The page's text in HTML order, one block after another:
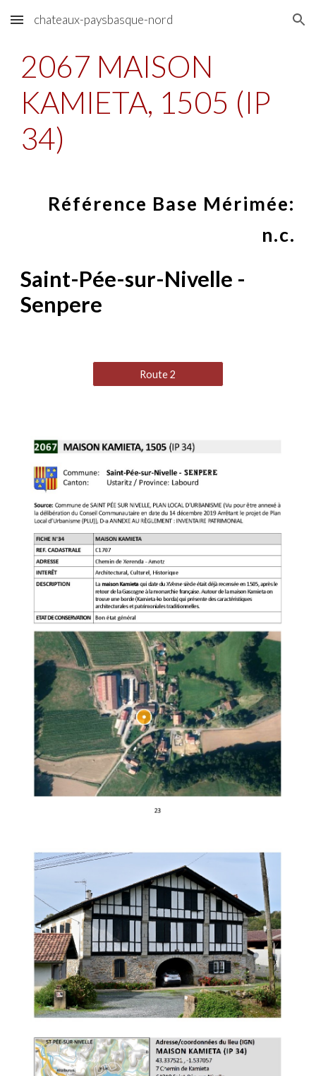
Skip to main content Skip to navigation
chateaux-paysbasque-nord
2067 MAISON
KAMIETA, 1505 (IP
34)
Référence Base Mérimée:
n.c.
Saint-Pée-sur-Nivelle -
Senpere
Route 2